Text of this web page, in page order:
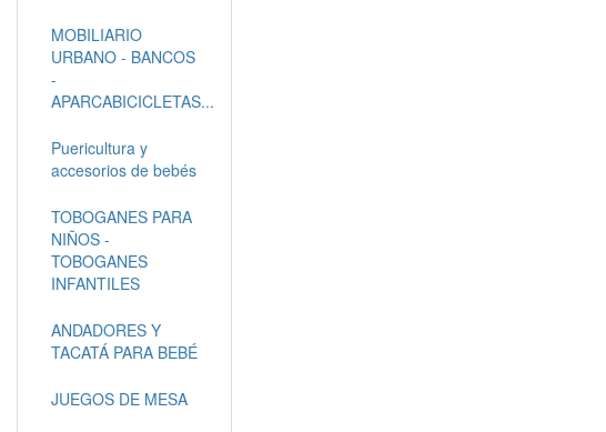
MOBILIARIO
URBANO - BANCOS
-
APARCABICICLETAS...
Puericultura y
accesorios de bebés
TOBOGANES PARA
NIÑOS -
TOBOGANES
INFANTILES
ANDADORES Y
TACATÁ PARA BEBÉ
JUEGOS DE MESA